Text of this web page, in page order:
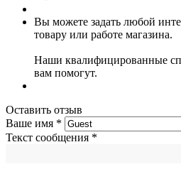
Вы можете задать любой
товару или работе магазина.
Наши квалифицированные
вам помогут.
Оставить отзыв
Ваше имя *
Текст сообщения *